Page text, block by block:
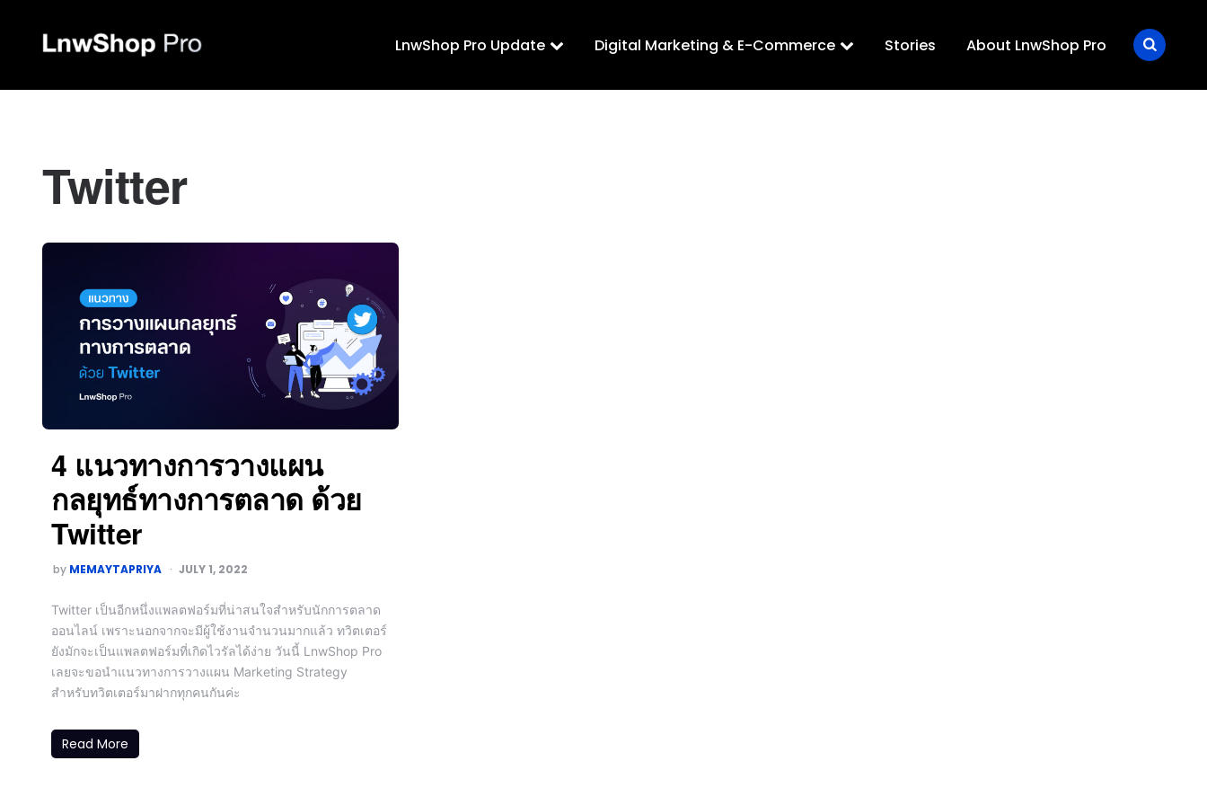
LnwShop Pro Update Digital Marketing & E-Commerce Stories About LnwShop Pro
Twitter
4 แนวทางการวางแผน
กลยุทธ์ทางการตลาด ด้วย
Twitter
by MEMAYTAPRIYA JULY 1, 2022
Twitter เป็นอีกหนึ่งแพลตฟอร์มที่น่าสนใจสำหรับนักการตลาด
ออนไลน์ เพราะนอกจากจะมีผู้ใช้งานจำนวนมากแล้ว ทวิตเตอร์
ยังมักจะเป็นแพลตฟอร์มที่เกิดไวรัลได้ง่าย วันนี้ LnwShop Pro
เลยจะขอนำแนวทางการวางแผน Marketing Strategy
สำหรับทวิตเตอร์มาฝากทุกคนกันค่ะ
Read More